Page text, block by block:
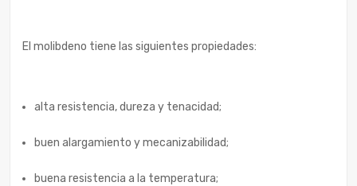
El molibdeno tiene las siguientes propiedades:
alta resistencia, dureza y tenacidad;
buen alargamiento y mecanizabilidad;
buena resistencia a la temperatura;